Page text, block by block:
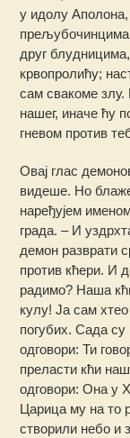
у идолу
друг
крвопролићу;
сам свакоме злу.
нашег, иначе ћу
гневом против
Овај глас
видеше. Но
наређујем
града. – И
демон разврати
против кћери. И
радимо? Наша
кулу! Ја сам
погубих. Сада
одговори: Ти
преласти кћи
одговори: Она у
Царица му на то
створили небо и